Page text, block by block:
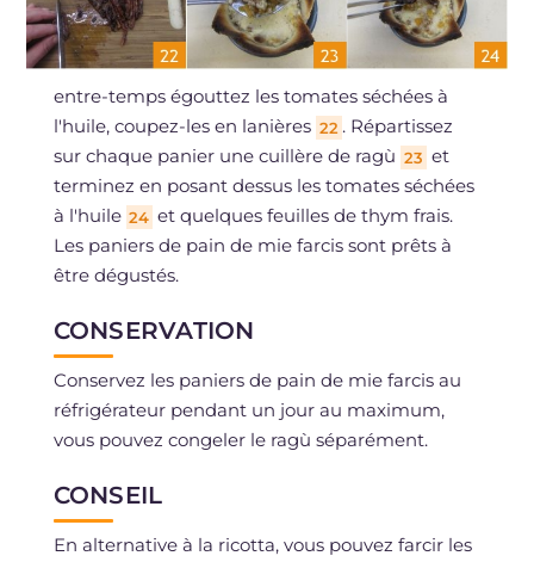
entre-temps égouttez les tomates séchées à
l'huile, coupez-les en lanières 22 . Répartissez
sur chaque panier une cuillère de ragù 23 et
terminez en posant dessus les tomates séchées
à l'huile 24 et quelques feuilles de thym frais.
Les paniers de pain de mie farcis sont prêts à
être dégustés.
CONSERVATION
Conservez les paniers de pain de mie farcis au
réfrigérateur pendant un jour au maximum,
vous pouvez congeler le ragù séparément.
CONSEIL
En alternative à la ricotta, vous pouvez farcir les